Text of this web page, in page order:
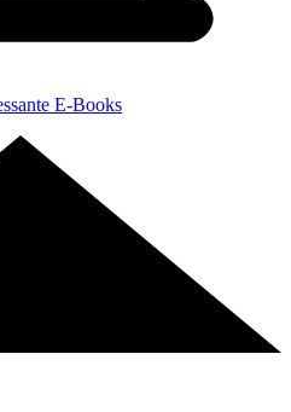
E-Books